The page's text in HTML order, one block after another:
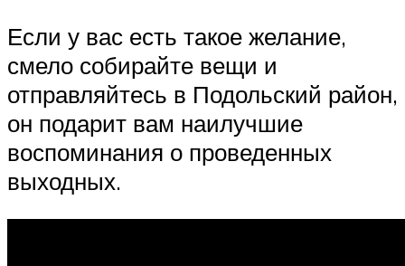
Если у вас есть такое желание,
смело собирайте вещи и
отправляйтесь в Подольский район,
он подарит вам наилучшие
воспоминания о проведенных
выходных.